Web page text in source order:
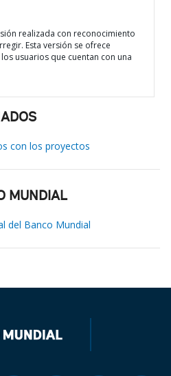
realizada con reconocimiento
Esta versión se ofrece
usuarios que cuentan con una
con los proyectos
MUNDIAL
del Banco Mundial